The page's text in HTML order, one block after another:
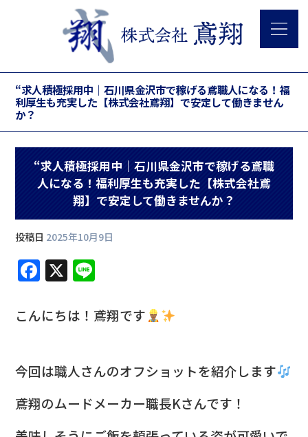
“求人積極採用中｜石川県金沢市で稼げる鳶職人になる！福
利厚生も充実した【株式会社鳶翔】で安定して働きません
か？
“求人積極採用中｜石川県金沢市で稼げる鳶職
人になる！福利厚生も充実した【株式会社鳶
翔】で安定して働きませんか？
投稿日 2025年10月9日
F
a
c
b
o
o
k
X
e
こんにちは！鳶翔です
今回は職人さんのオフショットを紹介します
鳶翔のムードメーカー職長Kさんです！